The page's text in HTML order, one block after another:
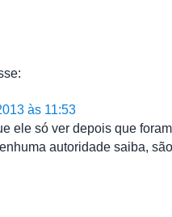
às 11:53
ele só ver depois que
autoridade saiba,